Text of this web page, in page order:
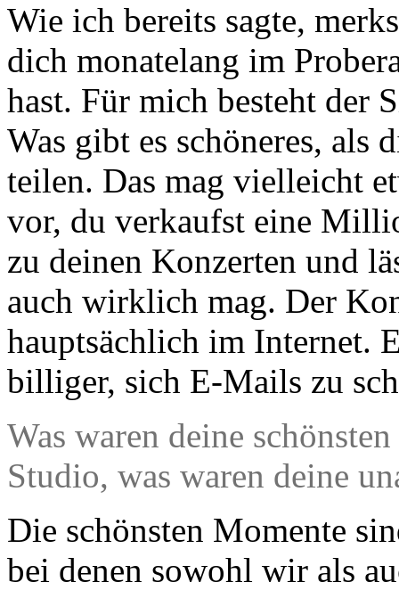
Wie ich bereits sagte,
dich monatelang im
hast. Für mich besteht der
Was gibt es schöneres, als
teilen. Das mag vielleicht
vor, du verkaufst eine
zu deinen Konzerten und
auch wirklich mag. Der
hauptsächlich im Internet.
billiger, sich E-Mails zu
Was waren deine
Studio, was waren deine
Die schönsten Momente
bei denen sowohl wir als